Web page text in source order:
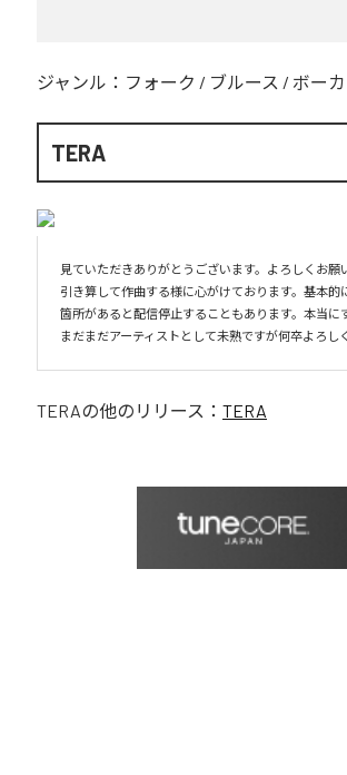
ジャンル： フォーク / ブルース / ボー
TERA
見ていただきありがとうございます。よろしくお願
引き算して作曲する様に心がけております。基本
箇所があると配信停止することもあります。本当に
まだまだアーティストとして未熟ですが何卒よろし
TERAの他のリリース： TERA